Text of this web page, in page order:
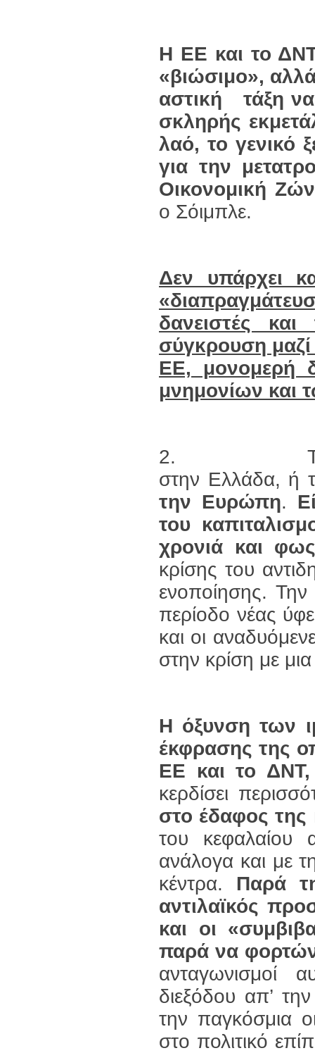
Η ΕΕ και το
«βιώσιμο»,
αστική τάξη να
σκληρής
λαό, το γενικό
για την
Οικονομική
ο Σόιμπλε.
Δεν υπάρχει
δανειστές
σύγκρουση
ΕΕ, μονομερή
μνημονίων και
2. Τέτοιου
στην Ελλάδα, ή
την Ευρώπη.
του
χρονιά και
κρίσης του
ενοποίησης.
περίοδο νέας
και οι
στην κρίση με
Η όξυνση των
έκφρασης της
ΕΕ και το ΔΝΤ,
κερδίσει
στο έδαφος
του κεφαλαίου
ανάλογα και με
κέντρα. Παρά
αντιλαϊκός
και οι
παρά να
ανταγωνισμοί
διεξόδου απ’
την παγκόσμια
στο πολιτικό